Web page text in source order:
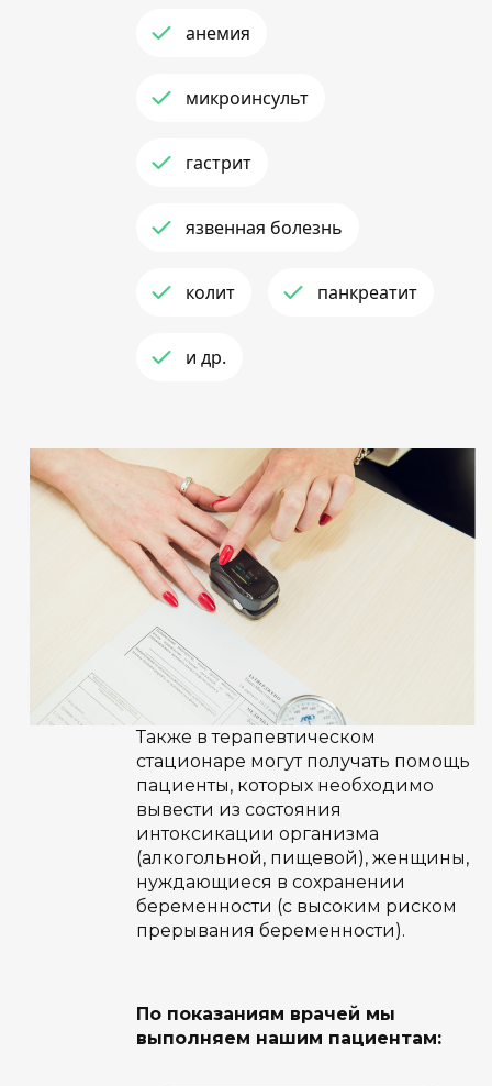
анемия
микроинсульт
гастрит
язвенная болезнь
колит панкреатит
и др.
Также в терапевтическом
стационаре могут получать помощь
пациенты, которых необходимо
вывести из состояния
интоксикации организма
(алкогольной, пищевой), женщины,
нуждающиеся в сохранении
беременности (с высоким риском
прерывания беременности).
По показаниям врачей мы
выполняем нашим пациентам: